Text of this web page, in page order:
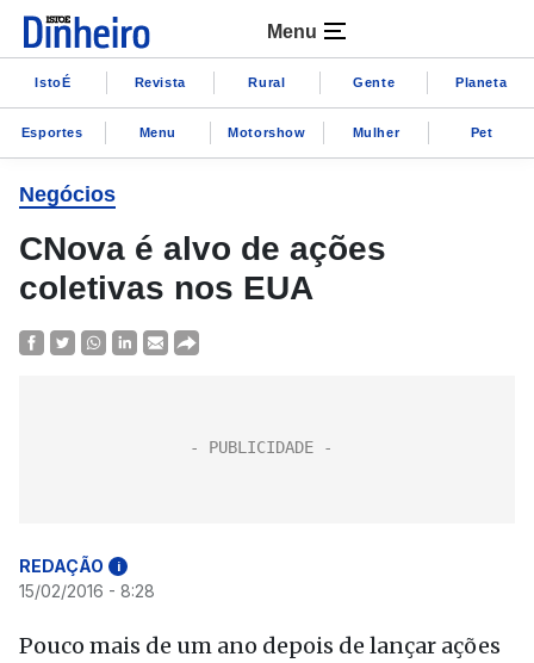
Menu
IstoÉ Revista Rural Gente Planeta
Esportes Menu Motorshow Mulher Pet
Negócios
CNova é alvo de ações
coletivas nos EUA
REDAÇÃO i
15/02/2016 - 8:28
Pouco mais de um ano depois de lançar ações